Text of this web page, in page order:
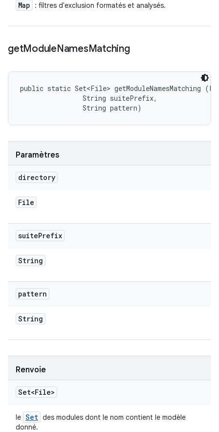
Map : filtres d'exclusion formatés et analysés.
getModuleNamesMatching
public static Set<File> getModuleNamesMatching
                String suitePrefix,
                String pattern)
Paramètres
directory
File
suitePrefix
String
pattern
String
Renvoie
Set<File>
le Set des modules dont le nom contient le modèle
donné.